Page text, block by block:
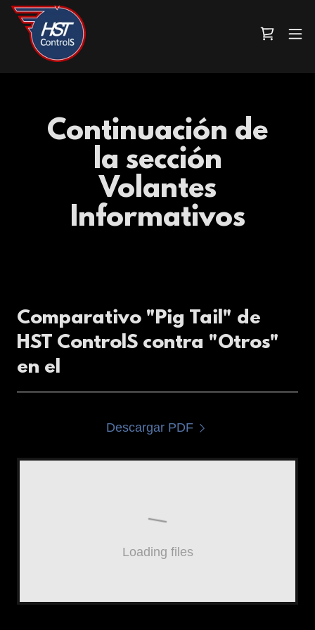
Continuación de
la sección
Volantes
Informativos
Comparativo "Pig Tail" de
HST ControlS contra "Otros"
en el
Descargar PDF
Loading files